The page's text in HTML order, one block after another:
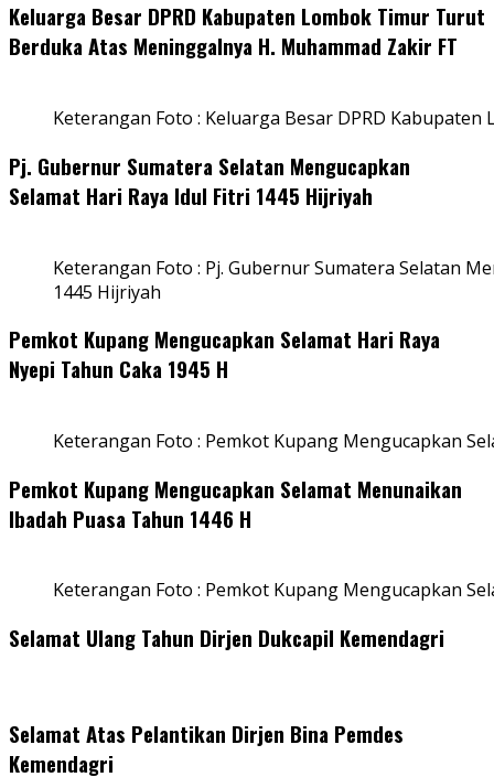
Keluarga Besar DPRD Kabupaten Lombok Timur Turut
Berduka Atas Meninggalnya H. Muhammad Zakir FT
Keterangan Foto : Keluarga Besar DPRD
Pj. Gubernur Sumatera Selatan Mengucapkan
Selamat Hari Raya Idul Fitri 1445 Hijriyah
Keterangan Foto : Pj. Gubernur Sumatera Selatan
1445 Hijriyah
Pemkot Kupang Mengucapkan Selamat Hari Raya
Nyepi Tahun Caka 1945 H
Keterangan Foto : Pemkot Kupang Mengucapkan
Pemkot Kupang Mengucapkan Selamat Menunaikan
Ibadah Puasa Tahun 1446 H
Keterangan Foto : Pemkot Kupang Mengucapkan
Selamat Ulang Tahun Dirjen Dukcapil Kemendagri
Selamat Atas Pelantikan Dirjen Bina Pemdes
Kemendagri